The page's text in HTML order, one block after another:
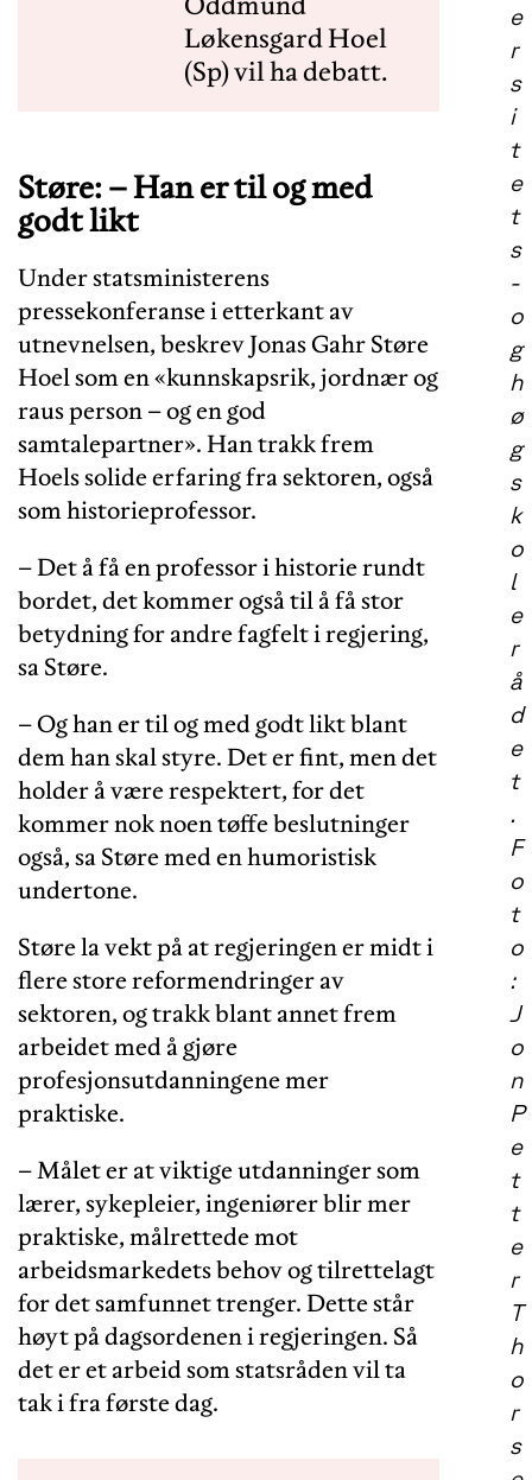
e
r
s
i
t
e
t
s
-
o
g
h
ø
g
s
k
o
l
e
r
å
d
e
t
.
F
o
t
o
:
J
o
n
P
e
t
t
e
r
T
h
o
r
s
Løkensgard Hoel
(Sp) vil ha debatt.
Støre: – Han er til og med
godt likt
Under statsministerens
pressekonferanse i etterkant av
utnevnelsen, beskrev Jonas Gahr Støre
Hoel som en «kunnskapsrik, jordnær og
raus person – og en god
samtalepartner». Han trakk frem
Hoels solide erfaring fra sektoren, også
som historieprofessor.
– Det å få en professor i historie rundt
bordet, det kommer også til å få stor
betydning for andre fagfelt i regjering,
sa Støre.
– Og han er til og med godt likt blant
dem han skal styre. Det er fint, men det
holder å være respektert, for det
kommer nok noen tøffe beslutninger
også, sa Støre med en humoristisk
undertone.
Støre la vekt på at regjeringen er midt i
flere store reformendringer av
sektoren, og trakk blant annet frem
arbeidet med å gjøre
profesjonsutdanningene mer
praktiske.
– Målet er at viktige utdanninger som
lærer, sykepleier, ingeniører blir mer
praktiske, målrettede mot
arbeidsmarkedets behov og tilrettelagt
for det samfunnet trenger. Dette står
høyt på dagsordenen i regjeringen. Så
det er et arbeid som statsråden vil ta
tak i fra første dag.